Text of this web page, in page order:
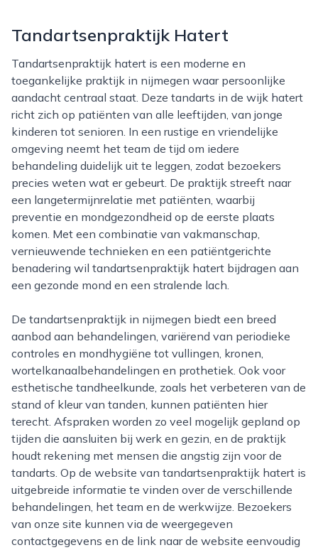
Tandartsenpraktijk Hatert
Tandartsenpraktijk hatert is een moderne en
toegankelijke praktijk in nijmegen waar persoonlijke
aandacht centraal staat. Deze tandarts in de wijk hatert
richt zich op patiënten van alle leeftijden, van jonge
kinderen tot senioren. In een rustige en vriendelijke
omgeving neemt het team de tijd om iedere
behandeling duidelijk uit te leggen, zodat bezoekers
precies weten wat er gebeurt. De praktijk streeft naar
een langetermijnrelatie met patiënten, waarbij
preventie en mondgezondheid op de eerste plaats
komen. Met een combinatie van vakmanschap,
vernieuwende technieken en een patiëntgerichte
benadering wil tandartsenpraktijk hatert bijdragen aan
een gezonde mond en een stralende lach.
De tandartsenpraktijk in nijmegen biedt een breed
aanbod aan behandelingen, variërend van periodieke
controles en mondhygiëne tot vullingen, kronen,
wortelkanaalbehandelingen en prothetiek. Ook voor
esthetische tandheelkunde, zoals het verbeteren van de
stand of kleur van tanden, kunnen patiënten hier
terecht. Afspraken worden zo veel mogelijk gepland op
tijden die aansluiten bij werk en gezin, en de praktijk
houdt rekening met mensen die angstig zijn voor de
tandarts. Op de website van tandartsenpraktijk hatert is
uitgebreide informatie te vinden over de verschillende
behandelingen, het team en de werkwijze. Bezoekers
van onze site kunnen via de weergegeven
contactgegevens en de link naar de website eenvoudig